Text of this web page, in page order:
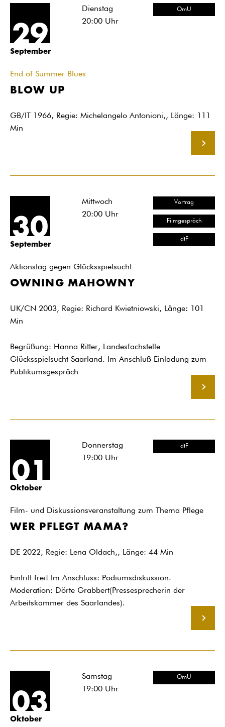
29
September
Dienstag
20:00Uhr
OmU
End of Summer Blues
BLOW UP
GB/IT 1966, Regie: Michelangelo Antonioni,, Länge: 111
Min
30
September
Mittwoch
20:00Uhr
Vortrag
Filmgespräch
dtF
Aktionstag gegen Glücksspielsucht
OWNING MAHOWNY
UK/CN 2003, Regie: Richard Kwietniowski, Länge: 101
Min
Begrüßung: Hanna Ritter, Landesfachstelle
Glücksspielsucht Saarland. Im Anschluß Einladung zum
Publikumsgespräch
01
Oktober
Donnerstag
19:00Uhr
dtF
Film- und Diskussionsveranstaltung zum Thema Pflege
WER PFLEGT MAMA?
DE 2022, Regie: Lena Oldach,, Länge: 44 Min
Eintritt frei! Im Anschluss: Podiumsdiskussion.
Moderation: Dörte Grabbert(Pressesprecherin der
Arbeitskammer des Saarlandes).
03
Oktober
Samstag
19:00Uhr
OmU